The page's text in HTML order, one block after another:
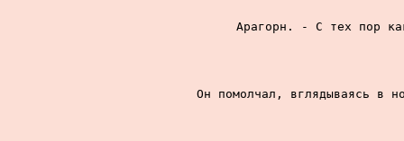
Арагорн. - С тех пор
Он помолчал, вглядываясь в